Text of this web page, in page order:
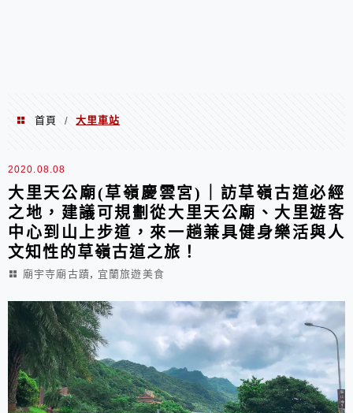
首頁 / 大里車站
大里車站
2020.08.08
大里天公廟(草嶺慶雲宮)｜訪草嶺古道必經
之地，建議可規劃從大里天公廟、大里遊客
中心到山上步道，來一趟兼具健身樂活與人
文知性的草嶺古道之旅！
廟宇寺廟古蹟, 宜蘭旅遊美食